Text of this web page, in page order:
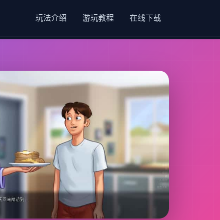
玩法介绍 游玩教程 在线下载